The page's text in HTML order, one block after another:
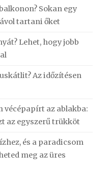
Sokan egy
tartani őket
Lehet, hogy jobb
Az időzítésen
vécépapírt az ablakba:
az egyszerű trükköt
és a paradicsom
meg az üres